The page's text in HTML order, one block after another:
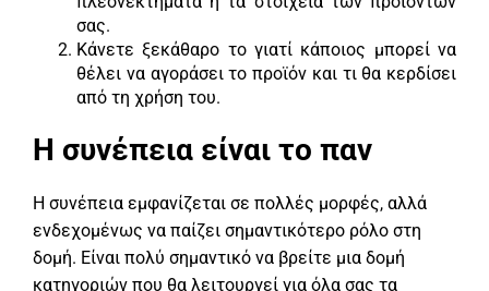
σας.
Κάνετε ξεκάθαρο το γιατί κάποιος μπορεί να
θέλει να αγοράσει το προϊόν και τι θα κερδίσει
από τη χρήση του.
Η συνέπεια είναι το παν
Η συνέπεια εμφανίζεται σε πολλές μορφές, αλλά
ενδεχομένως να παίζει σημαντικότερο ρόλο στη
δομή. Είναι πολύ σημαντικό να βρείτε μια δομή
κατηγοριών που θα λειτουργεί για όλα σας τα